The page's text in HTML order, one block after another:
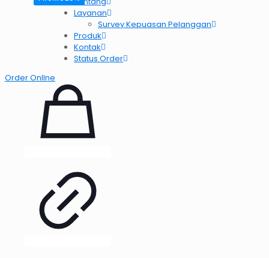
Layanan
Survey Kepuasan Pelanggan
Produk
Kontak
Status Order
Order OnlIne